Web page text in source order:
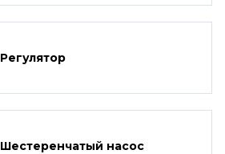
Регулятор
Шестеренчатый насос